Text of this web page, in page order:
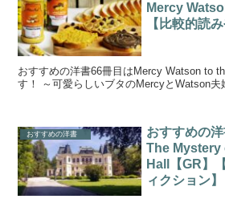
Mercy
【比較的読
おすすめの洋書66冊目はMercy Watson to
す！ ～可愛らしいブタのMercyとWatson
おすすめの洋書
おすすめの洋
The Mystery
Hall【GR】
ィクション